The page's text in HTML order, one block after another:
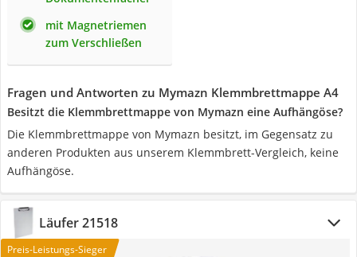
mit Magnetriemen
zum Verschließen
Fragen und Antworten zu Mymazn Klemmbrettmappe A4
Besitzt die Klemmbrettmappe von Mymazn eine Aufhängöse?
Die Klemmbrettmappe von Mymazn besitzt, im Gegensatz zu
anderen Produkten aus unserem Klemmbrett-Vergleich, keine
Aufhängöse.
Läufer 21518
Preis-Leistungs-Sieger